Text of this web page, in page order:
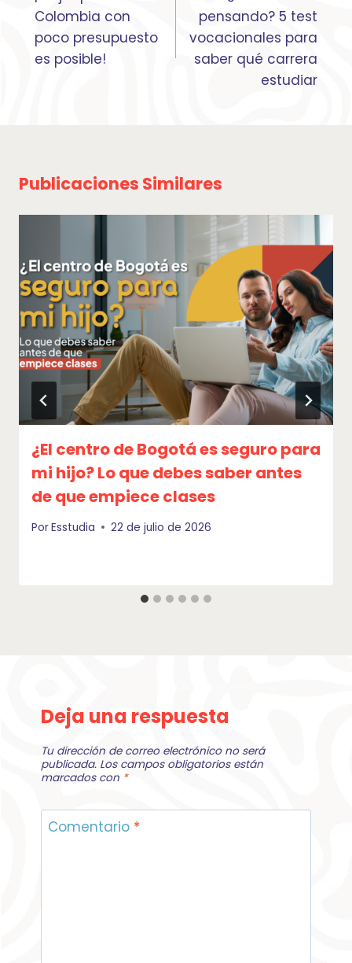
entradas
Colombia con
poco presupuesto
es posible!
pensando? 5 test
vocacionales para
saber qué carrera
estudiar
Publicaciones Similares
¿El centro de Bogotá es seguro para
mi hijo? Lo que debes saber antes
de que empiece clases
PorEsstudia 22 de julio de 2026
Deja una respuesta
Tu dirección de correo electrónico no será
publicada. Los campos obligatorios están
marcados con *
Comentario *